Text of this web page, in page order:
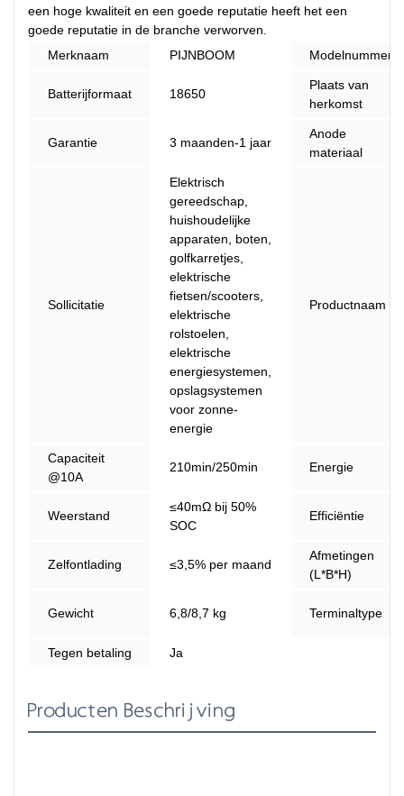
een hoge kwaliteit en een goede reputatie heeft het een
goede reputatie in de branche verworven.
Merknaam
PIJNBOOM Modelnummer
Batterijformaat 18650
Plaats van
herkomst
Garantie 3 maanden-1 jaar
Anode
materiaal
Sollicitatie
Elektrisch
gereedschap,
huishoudelijke
apparaten, boten,
golfkarretjes,
elektrische
fietsen/scooters,
elektrische
rolstoelen,
elektrische
energiesystemen,
opslagsystemen
voor zonne-
energie
Productnaam
Capaciteit
@10A
210min/250min Energie
Weerstand
≤40mΩ bij 50%
SOC
Efficiëntie
Zelfontlading ≤3,5% per maand
Afmetingen
(L*B*H)
Gewicht 6,8/8,7 kg Terminaltype
Tegen betaling Ja
Producten Beschrijving